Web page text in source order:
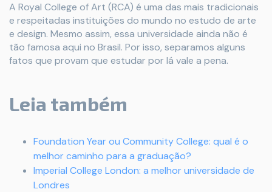
A Royal College of Art (RCA) é uma das mais tradicionais
e respeitadas instituições do mundo no estudo de arte
e design. Mesmo assim, essa universidade ainda não é
tão famosa aqui no Brasil. Por isso, separamos alguns
fatos que provam que estudar por lá vale a pena.
Leia também
Foundation Year ou Community College: qual é o
melhor caminho para a graduação?
Imperial College London: a melhor universidade de
Londres